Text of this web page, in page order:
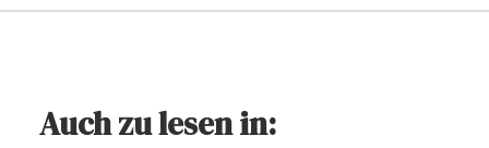
Auch zu lesen in: